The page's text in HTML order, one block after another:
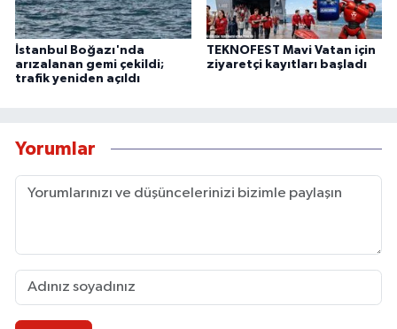
İstanbul Boğazı'nda
arızalanan gemi çekildi;
trafik yeniden açıldı
TEKNOFEST Mavi Vatan için
ziyaretçi kayıtları başladı
Yorumlar